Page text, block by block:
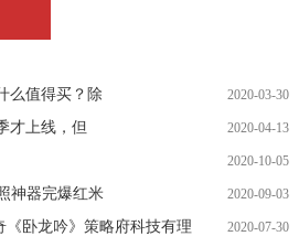
么值得买？除 2020-03-30
才上线，但 2020-04-13
2020-10-05
神器完爆红米 2020-09-03
卧龙吟》策略府科技有理 2020-07-30